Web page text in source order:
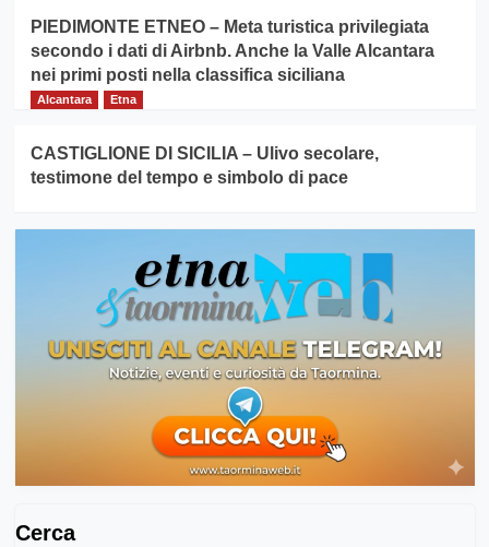
PIEDIMONTE ETNEO – Meta turistica privilegiata
secondo i dati di Airbnb. Anche la Valle Alcantara
nei primi posti nella classifica siciliana
Alcantara Etna
CASTIGLIONE DI SICILIA – Ulivo secolare,
testimone del tempo e simbolo di pace
Cerca